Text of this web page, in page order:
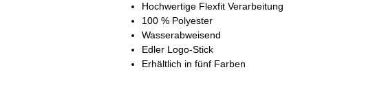
Hochwertige Flexfit Verarbeitung
100 % Polyester
Wasserabweisend
Edler Logo-Stick
Erhältlich in fünf Farben